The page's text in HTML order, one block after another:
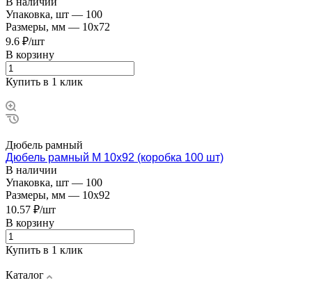
Упаковка, шт — 100
Размеры, мм — 10x72
9.6 ₽/шт
В корзину
Купить в 1 клик
Дюбель рамный
Дюбель рамный М 10х92 (коробка 100 шт)
В наличии
Упаковка, шт — 100
Размеры, мм — 10x92
10.57 ₽/шт
В корзину
Купить в 1 клик
Каталог